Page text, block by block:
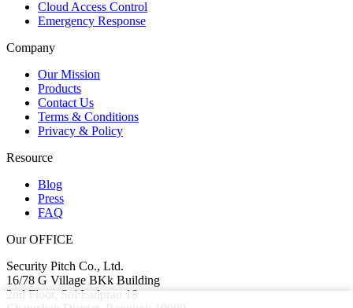
Cloud Access Control
Emergency Response
Company
Our Mission
Products
Contact Us
Terms & Conditions
Privacy & Policy
Resource
Blog
Press
FAQ
Our OFFICE
Security Pitch Co., Ltd.
16/78 G Village BKk Building
2nd Floor, Soi Ladprao 18